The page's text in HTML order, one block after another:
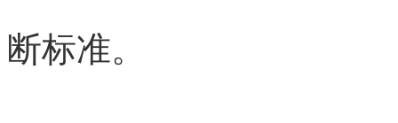
断标准。